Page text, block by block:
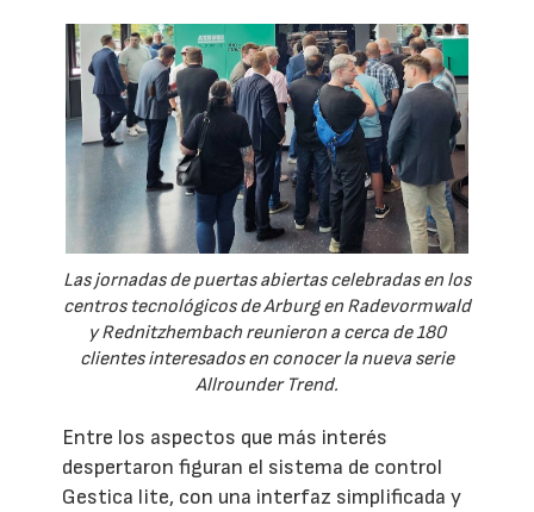
Las jornadas de puertas abiertas celebradas en los
centros tecnológicos de Arburg en Radevormwald
y Rednitzhembach reunieron a cerca de 180
clientes interesados en conocer la nueva serie
Allrounder Trend.
Entre los aspectos que más interés
despertaron figuran el sistema de control
Gestica lite, con una interfaz simplificada y